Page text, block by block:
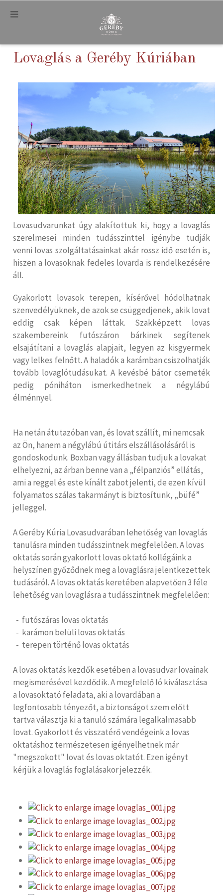
.
Lovaglás a Geréby Kúriában
Lovasudvarunkat úgy alakítottuk ki, hogy a lovaglás
szerelmesei minden tudásszinttel igénybe tudják
venni lovas szolgáltatásainkat akár rossz idő esetén is,
hiszen a lovasoknak fedeles lovarda is rendelkezésére
áll.
Gyakorlott lovasok terepen, kísérővel hódolhatnak
szenvedélyüknek, de azok se csüggedjenek, akik lovat
eddig csak képen láttak. Szakképzett lovas
szakembereink futószáron bárkinek segítenek
elsajátítani a lovaglás alapjait, legyen az kisgyermek
vagy lelkes felnőtt. A haladók a karámban csiszolhatják
tovább lovaglótudásukat. A kevésbé bátor csemeték
pedig póniháton ismerkedhetnek a négylábú
élménnyel.
Ha netán átutazóban van, és lovat szállít, mi nemcsak
az Ön, hanem a négylábú útitárs elszállásolásáról is
gondoskodunk. Boxban vagy állásban tudjuk a lovakat
elhelyezni, az árban benne van a „félpanziós” ellátás,
ami a reggel és este kínált zabot jelenti, de ezen kívül
folyamatos szálas takarmányt is biztosítunk, „büfé”
jelleggel.
A Geréby Kúria Lovasudvarában lehetőség van lovaglás
tanulásra minden tudásszintnek megfelelően. A lovas
oktatás során gyakorlott lovas oktató kollégáink a
helyszínen győződnek meg a lovaglásra jelentkezettek
tudásáról. A lovas oktatás keretében alapvetően 3 féle
lehetőség van lovaglásra a tudásszintnek megfelelően:
- futószáras lovas oktatás
- karámon belüli lovas oktatás
- terepen történő lovas oktatás
A lovas oktatás kezdők esetében a lovasudvar lovainak
megismerésével kezdődik. A megfelelő ló kiválasztása
a lovasoktató feladata, aki a lovardában a
legfontosabb tényezőt, a biztonságot szem előtt
tartva választja ki a tanuló számára legalkalmasabb
lovat. Gyakorlott és visszatérő vendégeink a lovas
oktatáshoz természetesen igényelhetnek már
"megszokott" lovat és lovas oktatót. Ezen igényt
kérjük a lovaglás foglalásakor jelezzék.